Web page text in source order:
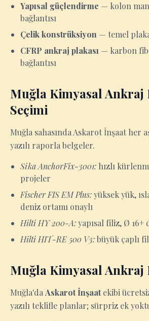
Yapısal güçlendirme — kolon
bağlantısı
Çelik konstrüksiyon — temel
CFRP ankraj plakası — karbon
bağlantısı
Muğla Kimyasal Ankraj
Seçimi
Muğla sahasında Askarot İnşaat her
yazılı raporla belgeler.
Sika AnchorFix-3001: hızlı
projeler
Fischer FIS EM Plus:yüksek yük,
deniz ortamı onaylı
Hilti HY 200-A:yapısal filiz, Ø 16+
Hilti HIT-RE 500 V3:büyük çaplı
Muğla Kimyasal Ankraj
Muğla'da Askarot İnşaatekibi
yazılı teklifle planlar; sürpriz ek